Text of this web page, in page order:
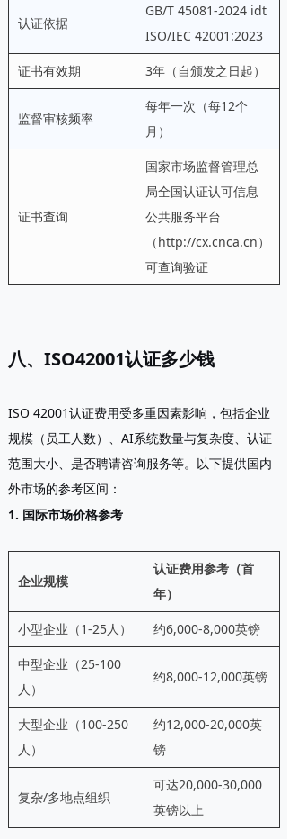
认证依据
GB/T 45081-2024 idt
ISO/IEC 42001:2023
证书有效期 3年（自颁发之日起）
监督审核频率
每年一次（每12个
月）
证书查询
国家市场监督管理总
局全国认证认可信息
公共服务平台
（http://cx.cnca.cn）
可查询验证
八、ISO42001认证多少钱
ISO 42001认证费用受多重因素影响，包括企业
规模（员工人数）、AI系统数量与复杂度、认证
范围大小、是否聘请咨询服务等。以下提供国内
外市场的参考区间：
1. 国际市场价格参考
企业规模
认证费用参考（首
年）
小型企业（1-25人） 约6,000-8,000英镑
中型企业（25-100
人）
约8,000-12,000英镑
大型企业（100-250
人）
约12,000-20,000英
镑
复杂/多地点组织
可达20,000-30,000
英镑以上